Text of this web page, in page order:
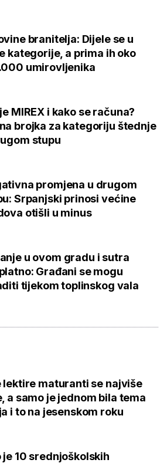
branitelja: Dijele se u
kategorije, a prima ih oko
umirovljenika
MIREX i kako se računa?
brojka za kategoriju štednje
stupu
promjena u drugom
Srpanjski prinosi većine
otišli u minus
u ovom gradu i sutra
Građani se mogu
tijekom toplinskog vala
lektire maturanti se najviše
a samo je jednom bila tema
i to na jesenskom roku
je 10 srednjoškolskih